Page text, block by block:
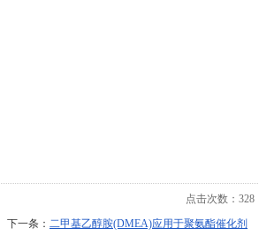
点击次数： 328
下一条： 二甲基乙醇胺(DMEA)应用于聚氨酯催化剂